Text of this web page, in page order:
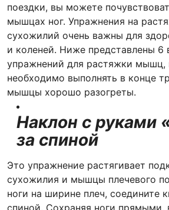
поездки, вы можете
мышцах ног. Упражнения на
сухожилий очень важны для
и коленей. Ниже представлены 6
упражнений для растяжки мышц,
необходимо выполнять в конце
мышцы хорошо разогреты.
Наклон с руками
за спиной
Это упражнение растягивает
сухожилия и мышцы плечевого
ноги на ширине плеч, соедините
спиной. Сохраняя ноги прямыми,